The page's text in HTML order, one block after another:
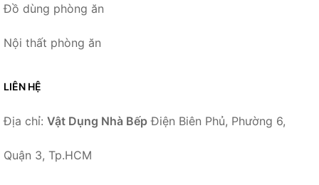
Đồ dùng phòng ăn
Nội thất phòng ăn
LIÊN HỆ
Địa chỉ: Vật Dụng Nhà Bếp Điện Biên Phủ, Phường 6,
Quận 3, Tp.HCM